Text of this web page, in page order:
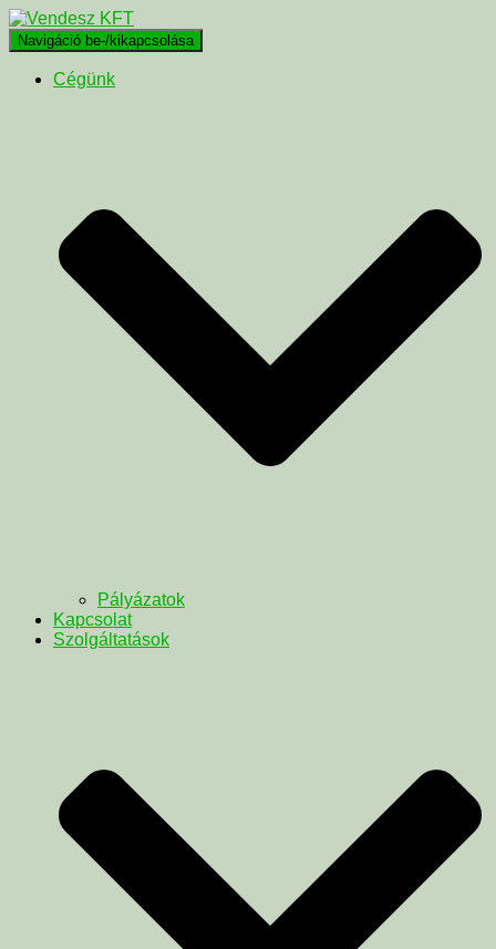
Navigáció be-/kikapcsolása
Cégünk
Pályázatok
Kapcsolat
Szolgáltatások